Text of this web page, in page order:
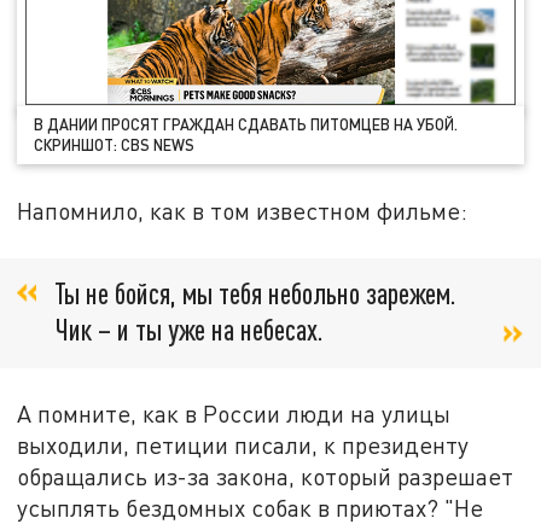
В ДАНИИ ПРОСЯТ ГРАЖДАН СДАВАТЬ ПИТОМЦЕВ НА УБОЙ.
СКРИНШОТ: CBS NEWS
Напомнило, как в том известном фильме:
Ты не бойся, мы тебя небольно зарежем.
Чик – и ты уже на небесах.
А помните, как в России люди на улицы
выходили, петиции писали, к президенту
обращались из-за закона, который разрешает
усыплять бездомных собак в приютах? "Не